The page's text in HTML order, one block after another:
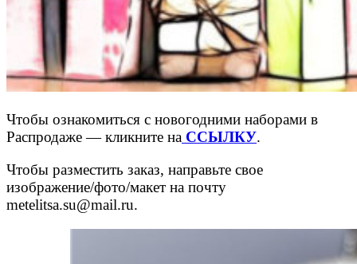
Чтобы ознакомиться с новогодними наборами в
Распродаже — кликните на ССЫЛКУ.
Чтобы разместить заказ, направьте свое
изображение/фото/макет на почту
metelitsa.su@mail.ru.